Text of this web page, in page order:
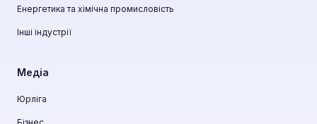
Енергетика та хімічна промисловість
Інші індустрії
Медіа
Юрліга